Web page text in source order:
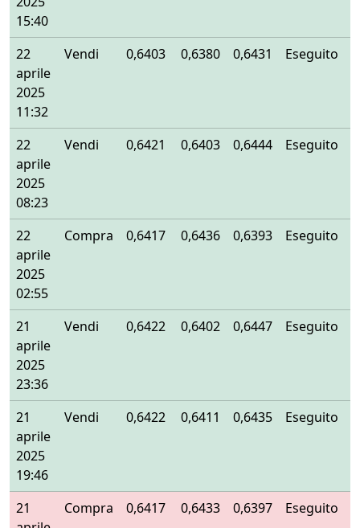
15:40
22
aprile
2025
11:32
Vendi 0,6403 0,6380 0,6431 Eseguito
22
aprile
2025
08:23
Vendi 0,6421 0,6403 0,6444 Eseguito
22
aprile
2025
02:55
Compra 0,6417 0,6436 0,6393 Eseguito
21
aprile
2025
23:36
Vendi 0,6422 0,6402 0,6447 Eseguito
21
aprile
2025
19:46
Vendi 0,6422 0,6411 0,6435 Eseguito
21
Compra 0,6417 0,6433 0,6397 Eseguito